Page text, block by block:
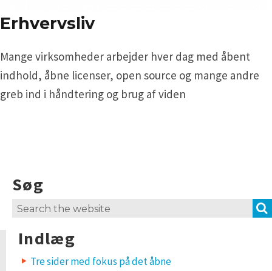
Erhvervsliv
Mange virksomheder arbejder hver dag med åbent
indhold, åbne licenser, open source og mange andre
greb ind i håndtering og brug af viden
Søg
Search
Indlæg
Tre sider med fokus på det åbne